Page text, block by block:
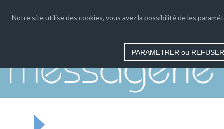
04 66 35 03 08
Notre site utilise des cookies, vous avez la possibilité de les
PARAMETRER ou REFUSER